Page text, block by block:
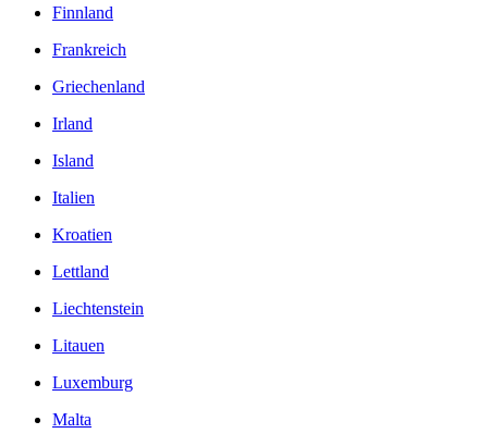
Finnland
Frankreich
Griechenland
Irland
Island
Italien
Kroatien
Lettland
Liechtenstein
Litauen
Luxemburg
Malta